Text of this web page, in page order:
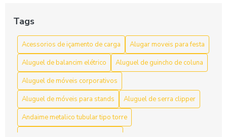
Acessórios de Içamento de Carga: Guia Completo
Acessórios de Içamento de Carga: Guia Completo para
Escolher o Ideal
Acessórios de içamento de carga: segurança e resistência
Acessórios de Içamento de Carga: Tudo Que Você Precisa
Saber
Acessórios para Içamento de Carga: Guia Essencial para
Tags
Acessorios de içamento de carga
Alugar moveis para festa
Aluguel de balancim elétrico
Aluguel de guincho de coluna
Aluguel de móveis corporativos
Aluguel de móveis para stands
Aluguel de serra clipper
Andaime metalico tubular tipo torre